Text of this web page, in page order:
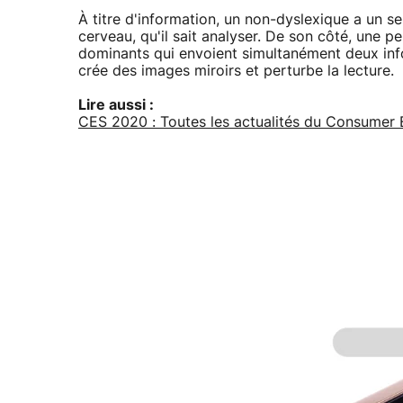
À titre d'information, un non-dyslexique a un
cerveau, qu'il sait analyser. De son côté, une
dominants qui envoient simultanément deux
crée des images miroirs et perturbe la lecture.
Lire aussi :
CES 2020 : Toutes les actualités du